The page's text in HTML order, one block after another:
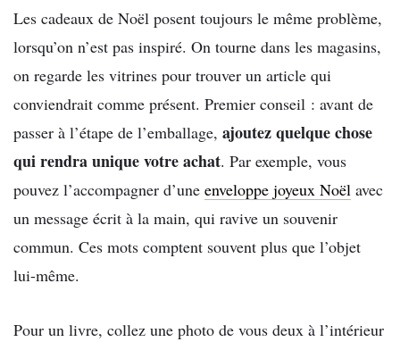
Les cadeaux de Noël posent toujours le même problème,
lorsqu’on n’est pas inspiré. On tourne dans les magasins,
on regarde les vitrines pour trouver un article qui
conviendrait comme présent. Premier conseil : avant de
passer à l’étape de l’emballage, ajoutez quelque chose
qui rendra unique votre achat. Par exemple, vous
pouvez l’accompagner d’une enveloppe joyeux Noël avec
un message écrit à la main, qui ravive un souvenir
commun. Ces mots comptent souvent plus que l’objet
lui-même.
Pour un livre, collez une photo de vous deux à l’intérieur